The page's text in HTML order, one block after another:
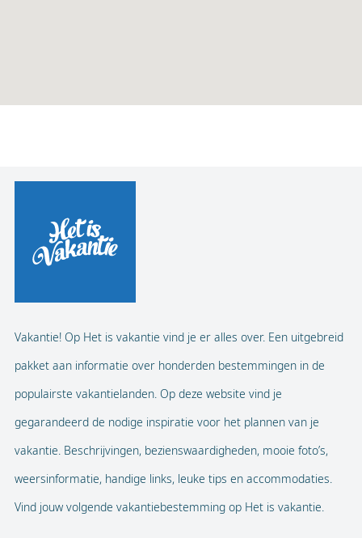
Vakantie! Op Het is vakantie vind je er alles over. Een uitgebreid
pakket aan informatie over honderden bestemmingen in de
populairste vakantielanden. Op deze website vind je
gegarandeerd de nodige inspiratie voor het plannen van je
vakantie. Beschrijvingen, bezienswaardigheden, mooie foto’s,
weersinformatie, handige links, leuke tips en accommodaties.
Vind jouw volgende vakantiebestemming op Het is vakantie.